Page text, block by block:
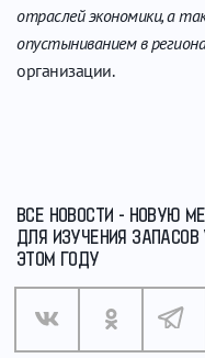
отраслей экономики, а
опустыниванием в
организации.
ВСЕ НОВОСТИ - НОВУЮ
ДЛЯ ИЗУЧЕНИЯ
ЭТОМ ГОДУ